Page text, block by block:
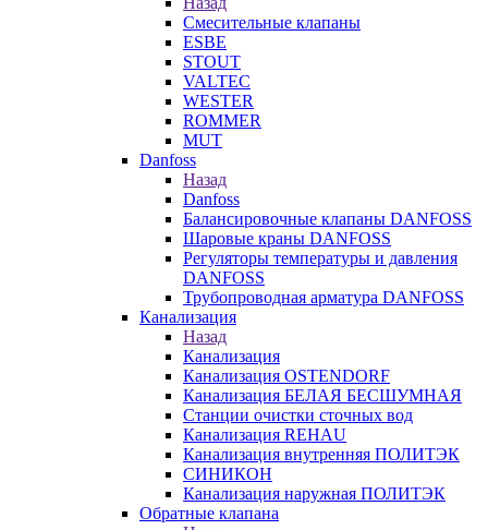
Смесительные клапаны
ESBE
STOUT
VALTEC
WESTER
ROMMER
MUT
Danfoss
Назад
Danfoss
Балансировочные клапаны DANFOSS
Шаровые краны DANFOSS
Регуляторы температуры и давления
DANFOSS
Трубопроводная арматура DANFOSS
Канализация
Назад
Канализация
Канализация OSTENDORF
Канализация БЕЛАЯ БЕСШУМНАЯ
Станции очистки сточных вод
Канализация REHAU
Канализация внутренняя ПОЛИТЭК
СИНИКОН
Канализация наружная ПОЛИТЭК
Обратные клапана